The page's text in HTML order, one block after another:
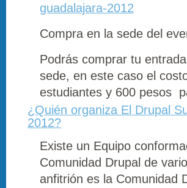
guadalajara-2012
Compra en la sede del
Podrás comprar tu
sede, en este caso el
estudiantes y 600 pesos
¿Quién organiza El Drupal
2012?
Existe un Equipo
Comunidad Drupal de
anfitrión es la Comunidad